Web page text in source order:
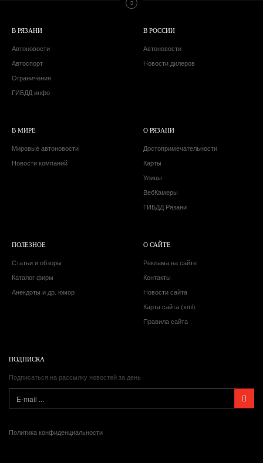
В РЯЗАНИ
Автоновости
Автоспорт
Ограничения
ГИБДД инфо
В РОССИИ
Автоновости
Новости дилеров
В МИРЕ
Мировые автоновости
Новости компаний
О РЯЗАНИ
Достопримечательности
Карты
Улицы
ВебКамеры
ГИБДД Рязани
ПОЛЕЗНОЕ
Статьи и обзоры
Каталог фирм
Анекдоты и др. юмор
О САЙТЕ
Реклама на сайте
Контакты
Новости сайта
Карта сайта (xml)
Правила сайта
ПОДПИСКА
Подписаться на рассылку новостей за день
Политика конфиденциальности